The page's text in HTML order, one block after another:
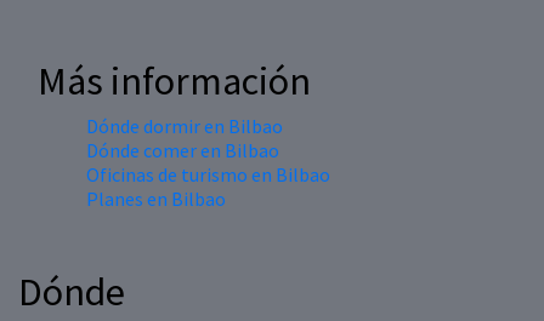
Más información
Dónde dormir en Bilbao
Dónde comer en Bilbao
Oficinas de turismo en Bilbao
Planes en Bilbao
Dónde